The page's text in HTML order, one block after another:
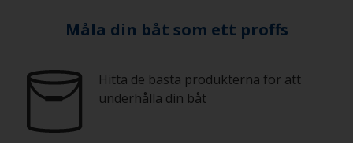
Måla din båt som ett proffs
Hitta de bästa produkterna för att
underhålla din båt